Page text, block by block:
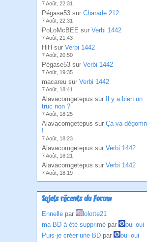
7 Août, 22:31
Pégase53 sur Charade 212
7 Août, 22:31
PoLoMcBEE sur Verbi 1442
7 Août, 21:43
HlH sur Verbi 1442
7 Août, 20:50
Pégase53 sur Verbi 1442
7 Août, 19:35
macareu sur Verbi 1442
7 Août, 18:41
Alavacomgetepus sur
Il y a bien un
truc non ?
7 Août, 18:25
Alavacomgetepus sur Ça va
!
7 Août, 18:23
Alavacomgetepus sur Verbi 1442
7 Août, 18:21
Alavacomgetepus sur Verbi 1442
7 Août, 18:19
Sujets récents du Forum
Ennelle par
lolotte21
ma BD à été supprimé par
oui oui
Puis-je créer une BD par
oui oui